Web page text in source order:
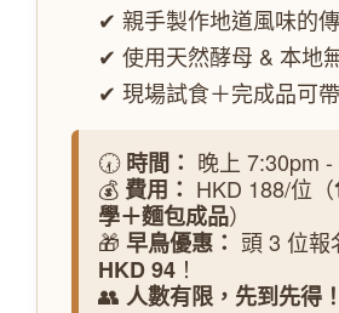
✔ 親手製作地道風味的
✔ 使用天然酵母 & 本地
✔ 現場試食＋完成品可帶
🕢時間： 晚上 7:30pm
💰 費用： HKD 188/位（
學＋麵包成品）
🎁 早鳥優惠： 頭 3 位報
HKD 94 ！
👥 人數有限，先到先得！